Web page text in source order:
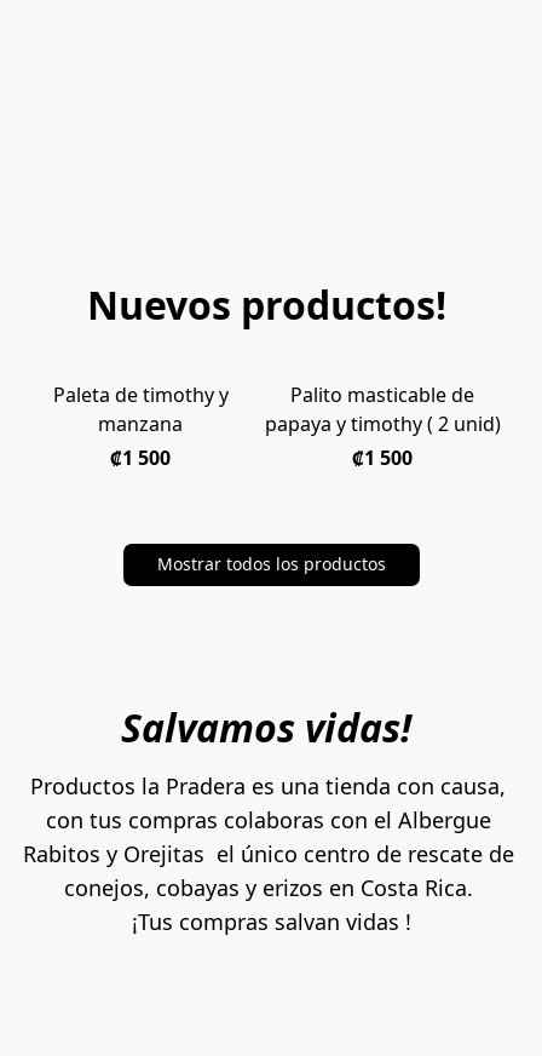
Nuevos productos!
REGRESO !
Paleta de timothy y
manzana
₡1 500
NUEVO!
Palito masticable de
papaya y timothy ( 2 unid)
₡1 500
Mostrar todos los productos
Salvamos vidas!
Productos la Pradera es una tienda con causa,
con tus compras colaboras con el Albergue
Rabitos y Orejitas  el único centro de rescate de
conejos, cobayas y erizos en Costa Rica.
¡Tus compras salvan vidas !